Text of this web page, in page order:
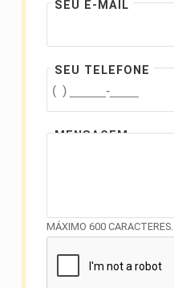
SEU E-MAIL
SEU TELEFONE
MENSAGEM
MÁXIMO 600 CARACTERES.